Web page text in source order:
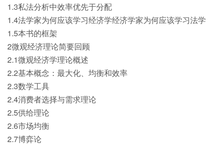
1.3私法分析中效率优先于分配
1.4法学家为何应该学习经济学经济学家为何应该学习法学
1.5本书的框架
2微观经济理论简要回顾
2.1微观经济学理论概述
2.2基本概念：最大化、均衡和效率
2.3数学工具
2.4消费者选择与需求理论
2.5供给理论
2.6市场均衡
2.7博弈论